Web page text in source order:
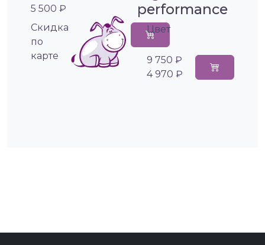
5 500 ₽
Cкидка
по
карте
performance
Цвет
9 750 ₽
4 970 ₽